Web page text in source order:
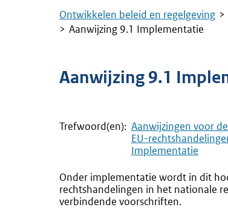
Kruimelpad
Ontwikkelen beleid en regelgeving
Aanwijzing 9.1 Implementatie
Aanwijzing 9.1
Trefwoord(en): Aanwijzingen voor
EU-
Implementatie
Onder implementatie wordt in dit
rechtshandelingen in het nationale
verbindende voorschriften.